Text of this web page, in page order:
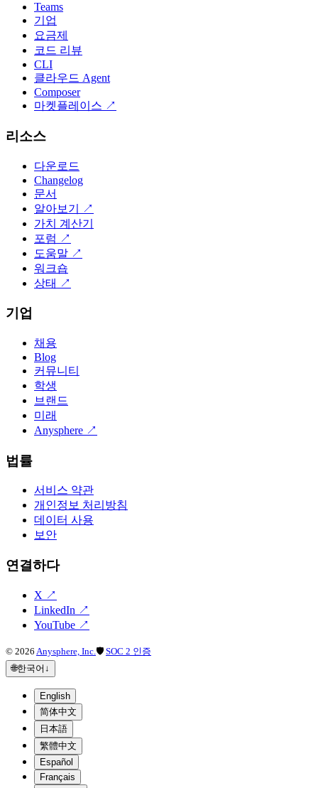
Teams
기업
요금제
코드 리뷰
CLI
클라우드 Agent
Composer
마켓플레이스 ↗
리소스
다운로드
Changelog
문서
알아보기
↗
가치 계산기
포럼 ↗
도움말 ↗
워크숍
상태 ↗
기업
채용
Blog
커뮤니티
학생
브랜드
미래
Anysphere ↗
법률
서비스 약관
개인정보 처리방침
데이터 사용
보안
연결하다
X ↗
LinkedIn ↗
YouTube ↗
© 2026 Anysphere, Inc. 🛡 SOC 2 인증
🌐한국어 ↓
English
简体中文
日本語
繁體中文
Español
Français